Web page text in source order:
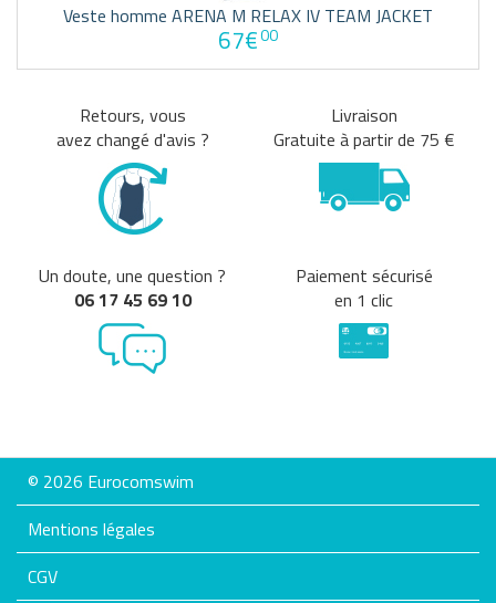
Veste homme ARENA M RELAX IV TEAM JACKET
67€00
Retours, vous
avez changé d'avis ?
Livraison
Gratuite à partir de 75 €
Un doute, une question ?
06 17 45 69 10
Paiement sécurisé
en 1 clic
© 2026 Eurocomswim
Mentions légales
CGV